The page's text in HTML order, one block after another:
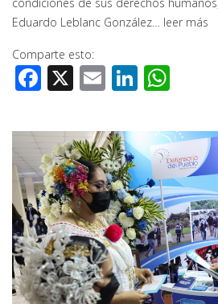
Eduardo Leblanc González… leer más
Comparte esto:
Facebook
X EmailLinkedIn